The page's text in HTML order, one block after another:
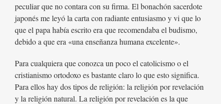
peculiar que no contara con su firma. El bonachón sacerdote
japonés me leyó la carta con radiante entusiasmo y vi que lo
que el papa había escrito era que recomendaba el budismo,
debido a que era «una enseñanza humana excelente».
Para cualquiera que conozca un poco el catolicismo o el
cristianismo ortodoxo es bastante claro lo que esto significa.
Para ellos hay dos tipos de religión: la religión por revelación
y la religión natural. La religión por revelación es la que